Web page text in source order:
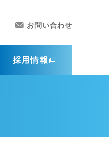
採用情報
お問い合わせ